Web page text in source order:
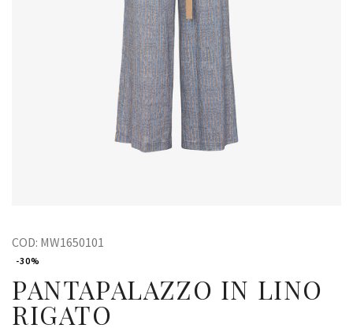
COD: MW1650101
-30%
PANTAPALAZZO IN LINO
RIGATO